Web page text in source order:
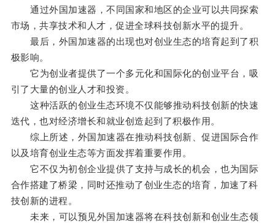
通过外国加速器，不同国家和地区的企业可以共同探索
市场，共享技术和人才，促进全球科技创新水平的提升。
最后，外国加速器的出现也对创业生态的培育起到了积
极影响。
它为创业者提供了一个多元化和国际化的创业平台，吸
引了大量的创业人才和投资。
这种活跃的创业生态环境不仅能够推动科技创新的快速
迭代，也对经济增长和就业创造起到了积极作用。
综上所述，外国加速器在推动科技创新、促进国际合作
以及培育创业生态等方面发挥着重要作用。
它不仅为初创企业提供了支持与成长的机会，也为国际
合作搭建了桥梁，同时还推动了创业生态的培育，加速了科
技创新的进程。
未来，可以预见外国加速器将在科技创新和创业生态领